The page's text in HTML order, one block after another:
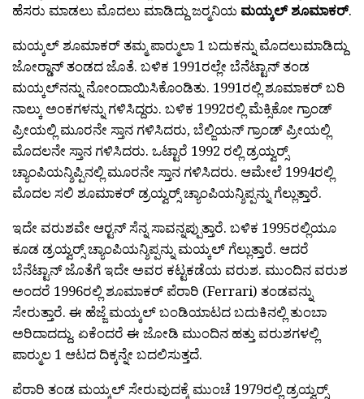
ಹೆಸರು ಮಾಡಲು ಮೊದಲು ಮಾಡಿದ್ದು ಜರ್‍ಮನಿಯ ಮಯ್ಕಲ್ ಶೂಮಾಕರ್.
ಮಯ್ಕಲ್ ಶೂಮಾಕರ್ ತಮ್ಮ ಪಾರ್‍ಮುಲಾ 1 ಬದುಕನ್ನು ಮೊದಲುಮಾಡಿದ್ದು
ಜೋರ್‍ಡಾನ್ ತಂಡದ ಜೊತೆ. ಬಳಿಕ 1991ರಲ್ಲೇ ಬೆನೆಟ್ಟಾನ್ ತಂಡ
ಮಯ್ಕಲ್‍ನನ್ನು ನೋಂದಾಯಿಸಿಕೊಂಡಿತು. 1991ರಲ್ಲಿ ಶೂಮಾಕರ್ ಬರಿ
ನಾಲ್ಕು ಅಂಕಗಳನ್ನು ಗಳಿಸಿದ್ದರು. ಬಳಿಕ 1992ರಲ್ಲಿ ಮೆಕ್ಸಿಕೋ ಗ್ರಾಂಡ್
ಪ್ರೀಯಲ್ಲಿ ಮೂರನೇ ಸ್ತಾನ ಗಳಿಸಿದರು, ಬೆಲ್ಜಿಯನ್ ಗ್ರಾಂಡ್ ಪ್ರೀಯಲ್ಲಿ
ಮೊದಲನೇ ಸ್ತಾನ ಗಳಿಸಿದರು. ಒಟ್ಟಾರೆ 1992 ರಲ್ಲಿ ಡ್ರಯ್ವರ್‍ಸ್
ಚ್ಯಾಂಪಿಯನ್ಶಿಪ್ಪಿನಲ್ಲಿ ಮೂರನೇ ಸ್ತಾನ ಗಳಿಸಿದರು. ಆಮೇಲೆ 1994ರಲ್ಲಿ
ಮೊದಲ ಸಲಿ ಶೂಮಾಕರ್ ಡ್ರಯ್ವರ್‍ಸ್ ಚ್ಯಾಂಪಿಯನ್ಶಿಪ್ಪನ್ನು ಗೆಲ್ಲುತ್ತಾರೆ.
ಇದೇ ವರುಶವೇ ಆರ್‍ಟನ್ ಸೆನ್ನ ಸಾವನ್ನಪ್ಪುತ್ತಾರೆ. ಬಳಿಕ 1995ರಲ್ಲಿಯೂ
ಕೂಡ ಡ್ರಯ್ವರ್‍ಸ್ ಚ್ಯಾಂಪಿಯನ್ಶಿಪ್ಪನ್ನು ಮಯ್ಕಲ್ ಗೆಲ್ಲುತ್ತಾರೆ. ಆದರೆ
ಬೆನೆಟ್ಟಾನ್ ಜೊತೆಗೆ ಇದೇ ಅವರ ಕಟ್ಟಕಡೆಯ ವರುಶ. ಮುಂದಿನ ವರುಶ
ಅಂದರೆ 1996ರಲ್ಲಿ ಶೂಮಾಕರ್ ಪೆರಾರಿ (Ferrari) ತಂಡವನ್ನು
ಸೇರುತ್ತಾರೆ. ಈ ಹೆಜ್ಜೆ ಮಯ್ಕಲ್ ಬಂಡಿಯಾಟದ ಬದುಕಿನಲ್ಲಿ ತುಂಬಾ
ಅರಿದಾದದ್ದು. ಏಕೆಂದರೆ ಈ ಜೋಡಿ ಮುಂದಿನ ಹತ್ತು ವರುಶಗಳಲ್ಲಿ
ಪಾರ್‍ಮುಲ 1 ಆಟದ ದಿಕ್ಕನ್ನೇ ಬದಲಿಸುತ್ತದೆ.
ಪೆರಾರಿ ತಂಡ ಮಯ್ಕಲ್ ಸೇರುವುದಕ್ಕೆ ಮುಂಚೆ 1979ರಲ್ಲಿ ಡ್ರಯ್ವರ್‍ಸ್